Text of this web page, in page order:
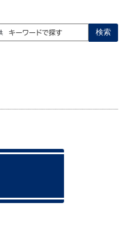
検索